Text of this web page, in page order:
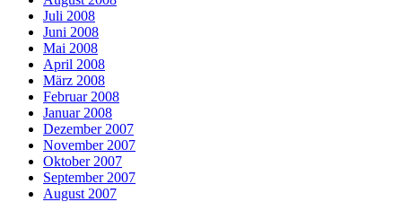
Juli 2008
Juni 2008
Mai 2008
April 2008
März 2008
Februar 2008
Januar 2008
Dezember 2007
November 2007
Oktober 2007
September 2007
August 2007